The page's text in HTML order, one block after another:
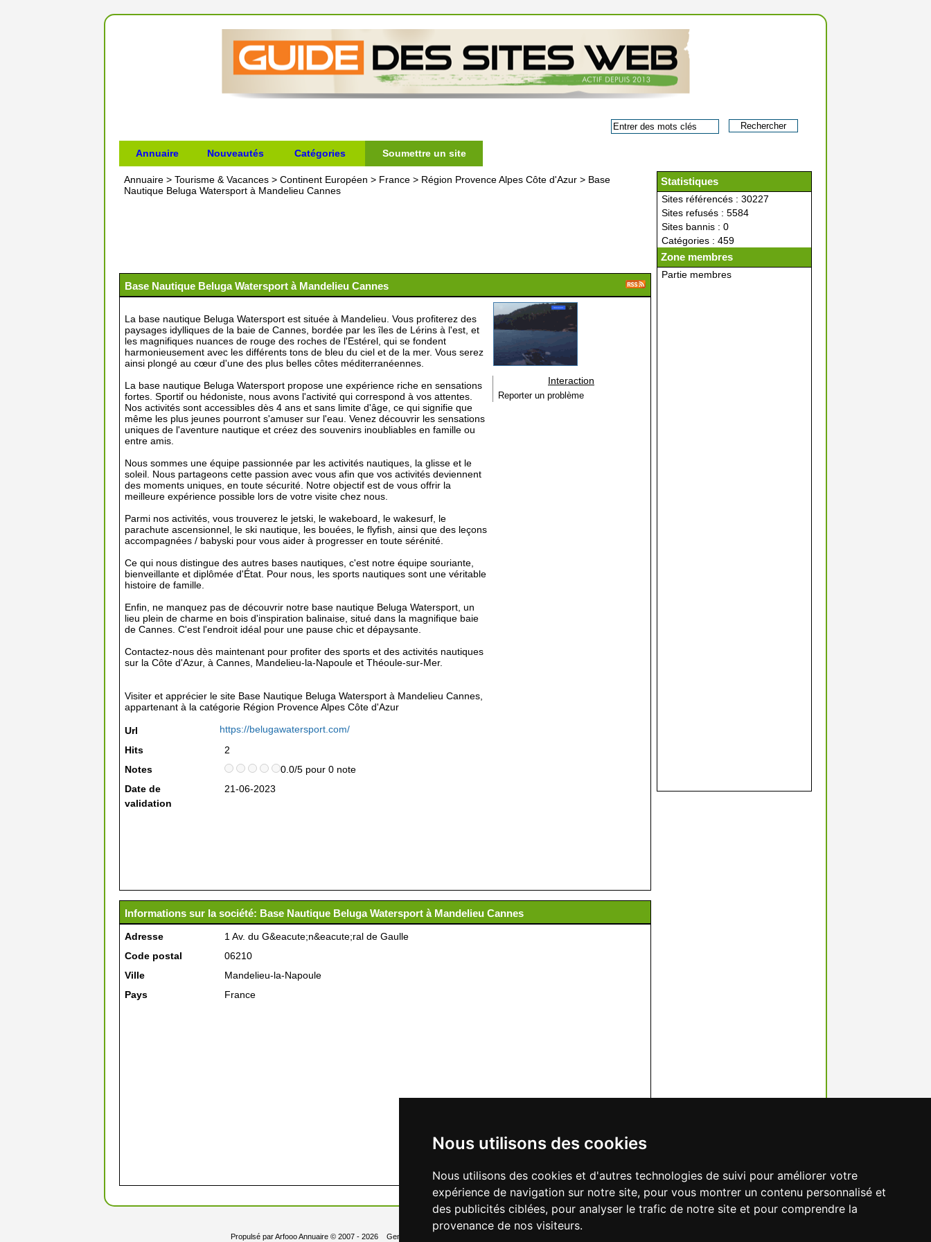
Nous utilisons des cookies
Nous utilisons des cookies et d'autres technologies de suivi pour améliorer votre
expérience de navigation sur notre site, pour vous montrer un contenu personnalisé et
des publicités ciblées, pour analyser le trafic de notre site et pour comprendre la
provenance de nos visiteurs.
Annuaire Nouveautés Catégories Soumettre un site
Statistiques
Sites référencés : 30227
Sites refusés : 5584
Sites bannis : 0
Catégories : 459
Zone membres
Partie membres
Annuaire > Tourisme & Vacances > Continent Européen > France > Région Provence Alpes Côte d'Azur > Base
Nautique Beluga Watersport à Mandelieu Cannes
Base Nautique Beluga Watersport à Mandelieu Cannes
La base nautique Beluga Watersport est située à Mandelieu. Vous profiterez des
paysages idylliques de la baie de Cannes, bordée par les îles de Lérins à l'est, et
les magnifiques nuances de rouge des roches de l'Estérel, qui se fondent
harmonieusement avec les différents tons de bleu du ciel et de la mer. Vous serez
ainsi plongé au cœur d'une des plus belles côtes méditerranéennes.
La base nautique Beluga Watersport propose une expérience riche en sensations
fortes. Sportif ou hédoniste, nous avons l'activité qui correspond à vos attentes.
Nos activités sont accessibles dès 4 ans et sans limite d'âge, ce qui signifie que
même les plus jeunes pourront s'amuser sur l'eau. Venez découvrir les sensations
uniques de l'aventure nautique et créez des souvenirs inoubliables en famille ou
entre amis.
Nous sommes une équipe passionnée par les activités nautiques, la glisse et le
soleil. Nous partageons cette passion avec vous afin que vos activités deviennent
des moments uniques, en toute sécurité. Notre objectif est de vous offrir la
meilleure expérience possible lors de votre visite chez nous.
Parmi nos activités, vous trouverez le jetski, le wakeboard, le wakesurf, le
parachute ascensionnel, le ski nautique, les bouées, le flyfish, ainsi que des leçons
accompagnées / babyski pour vous aider à progresser en toute sérénité.
Ce qui nous distingue des autres bases nautiques, c'est notre équipe souriante,
bienveillante et diplômée d'État. Pour nous, les sports nautiques sont une véritable
histoire de famille.
Enfin, ne manquez pas de découvrir notre base nautique Beluga Watersport, un
lieu plein de charme en bois d'inspiration balinaise, situé dans la magnifique baie
de Cannes. C'est l'endroit idéal pour une pause chic et dépaysante.
Contactez-nous dès maintenant pour profiter des sports et des activités nautiques
sur la Côte d'Azur, à Cannes, Mandelieu-la-Napoule et Théoule-sur-Mer.
Visiter et apprécier le site Base Nautique Beluga Watersport à Mandelieu Cannes,
appartenant à la catégorie Région Provence Alpes Côte d'Azur
Url
https://belugawatersport.com/
Hits
2
Notes
0.0/5 pour 0 note
Date de
validation
21-06-2023
Interaction
Reporter un problème
Informations sur la société: Base Nautique Beluga Watersport à Mandelieu Cannes
Adresse
1 Av. du G&eacute;n&eacute;ral de Gaulle
Code postal
06210
Ville
Mandelieu-la-Napoule
Pays
France
Propulsé parArfooo Annuaire© 2007 - 2026 Generated in 0.130 Queries: 6